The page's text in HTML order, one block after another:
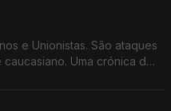
e Unionistas. São ataques
Uma crónica de